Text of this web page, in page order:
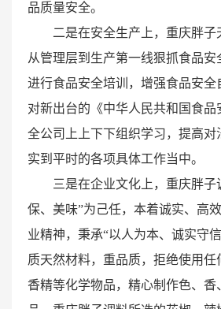
品质量安全。
二是在安全生产上，重庆胖子
从管理层到生产第一线狠抓食品安
进行食品安全培训，增强食品安全
对新出台的《中华人民共和国食品
全公司上上下下组织学习，提高对
实到平时的各项具体工作当中。
三是在企业文化上，重庆胖子
保、美味”为己任，本着诚实、高
业精神，秉承“以人为本、诚实守
质天然材料，重品质，拒绝使用任
香精等化学物品，精心制作色、香